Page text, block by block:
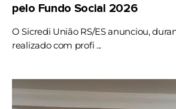
pelo Fundo Social 2026
O Sicredi União RS/ES anunciou,
realizado com profi ...